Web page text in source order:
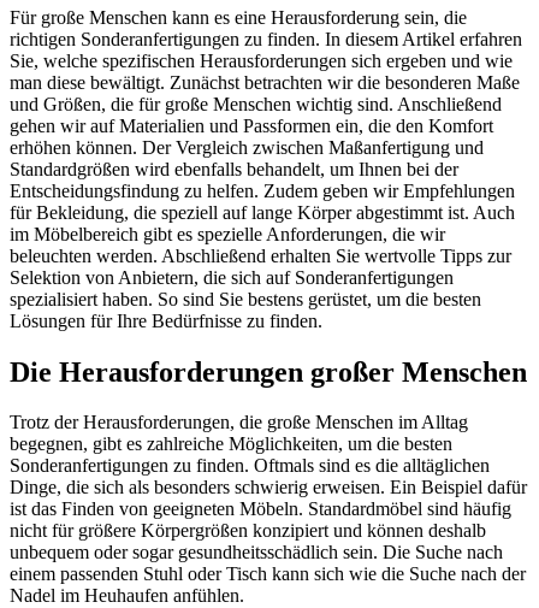
Für große Menschen kann es eine Herausforderung sein, die
richtigen Sonderanfertigungen zu finden. In diesem Artikel erfahren
Sie, welche spezifischen Herausforderungen sich ergeben und wie
man diese bewältigt. Zunächst betrachten wir die besonderen Maße
und Größen, die für große Menschen wichtig sind. Anschließend
gehen wir auf Materialien und Passformen ein, die den Komfort
erhöhen können. Der Vergleich zwischen Maßanfertigung und
Standardgrößen wird ebenfalls behandelt, um Ihnen bei der
Entscheidungsfindung zu helfen. Zudem geben wir Empfehlungen
für Bekleidung, die speziell auf lange Körper abgestimmt ist. Auch
im Möbelbereich gibt es spezielle Anforderungen, die wir
beleuchten werden. Abschließend erhalten Sie wertvolle Tipps zur
Selektion von Anbietern, die sich auf Sonderanfertigungen
spezialisiert haben. So sind Sie bestens gerüstet, um die besten
Lösungen für Ihre Bedürfnisse zu finden.
Die Herausforderungen großer Menschen
Trotz der Herausforderungen, die große Menschen im Alltag
begegnen, gibt es zahlreiche Möglichkeiten, um die besten
Sonderanfertigungen zu finden. Oftmals sind es die alltäglichen
Dinge, die sich als besonders schwierig erweisen. Ein Beispiel dafür
ist das Finden von geeigneten Möbeln. Standardmöbel sind häufig
nicht für größere Körpergrößen konzipiert und können deshalb
unbequem oder sogar gesundheitsschädlich sein. Die Suche nach
einem passenden Stuhl oder Tisch kann sich wie die Suche nach der
Nadel im Heuhaufen anfühlen.